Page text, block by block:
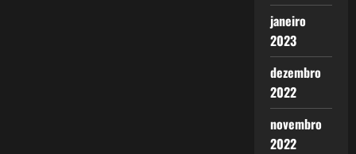
janeiro
2023
dezembro
2022
novembro
2022